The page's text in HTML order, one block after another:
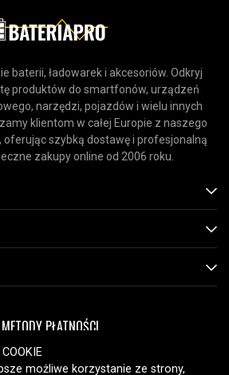
baterii, ładowarek i akcesoriów. Odkryj
produktów do smartfonów, urządzeń
narzędzi, pojazdów i wielu innych
klientom w całej Europie z naszego
oferując szybką dostawę i profesjonalną
zakupy online od 2006 roku.
METODY PŁATNOŚCI
możliwe korzystanie ze strony,